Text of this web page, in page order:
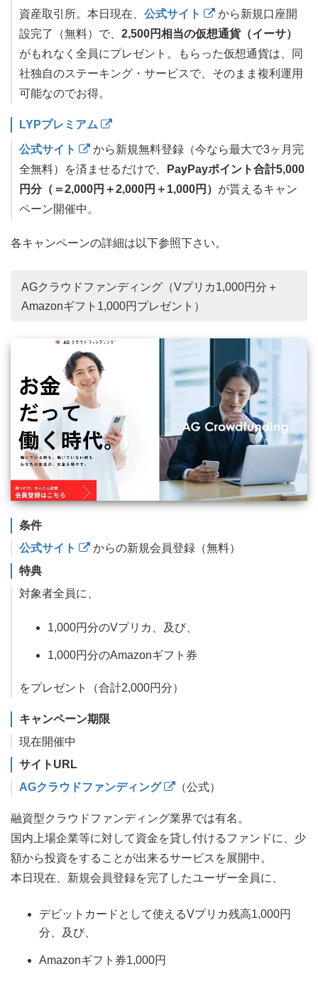
資産取引所。本日現在、 公式サイト
から新規口座開
設完了（無料）で、 2,500円相当の仮想通貨（イーサ）
がもれなく全員にプレゼント。もらった仮想通貨は、同
社独自のステーキング・サービスで、そのまま複利運用
可能なのでお得。
LYPプレミアム
公式サイト
から新規無料登録（今なら最大で3ヶ月完
全無料）を済ませるだけで、
PayPayポイント合計5,000
円分（＝2,000円＋2,000円＋1,000円） が貰えるキャン
ペーン開催中。
各キャンペーンの詳細は以下参照下さい。
AGクラウドファンディング（Vプリカ1,000円分＋
Amazonギフト1,000円プレゼント）
条件
公式サイト
からの新規会員登録（無料）
特典
対象者全員に、
1,000円分のVプリカ、及び、
1,000円分のAmazonギフト券
をプレゼント（合計2,000円分）
キャンペーン期限
現在開催中
サイトURL
AGクラウドファンディング
（公式）
融資型クラウドファンディング業界では有名。
国内上場企業等に対して資金を貸し付けるファンドに、少
額から投資をすることが出来るサービスを展開中。
本日現在、新規会員登録を完了したユーザー全員に、
デビットカードとして使えるVプリカ残高1,000円
分、及び、
Amazonギフト券1,000円